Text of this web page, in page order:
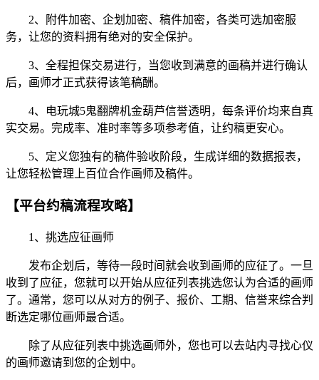
2、附件加密、企划加密、稿件加密，各类可选加密服
务，让您的资料拥有绝对的安全保护。
3、全程担保交易进行，当您收到满意的画稿并进行确认
后，画师才正式获得该笔稿酬。
4、电玩城5鬼翻牌机金葫芦信誉透明，每条评价均来自真
实交易。完成率、准时率等多项参考值，让约稿更安心。
5、定义您独有的稿件验收阶段，生成详细的数据报表，
让您轻松管理上百位合作画师及稿件。
【平台约稿流程攻略】
1、挑选应征画师
发布企划后，等待一段时间就会收到画师的应征了。一旦
收到了应征，您就可以开始从应征列表挑选您认为合适的画师
了。通常，您可以从对方的例子、报价、工期、信誉来综合判
断选定哪位画师最合适。
除了从应征列表中挑选画师外，您也可以去站内寻找心仪
的画师邀请到您的企划中。